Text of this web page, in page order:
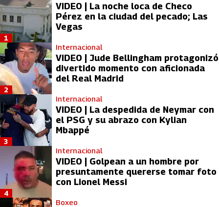
VIDEO | La noche loca de Checo
Pérez en la ciudad del pecado; Las
Vegas
1
Internacional
VIDEO | Jude Bellingham protagonizó
divertido momento con aficionada
del Real Madrid
2
Internacional
VIDEO | La despedida de Neymar con
el PSG y su abrazo con Kylian
Mbappé
3
Internacional
VIDEO | Golpean a un hombre por
presuntamente quererse tomar foto
con Lionel Messi
4
Boxeo